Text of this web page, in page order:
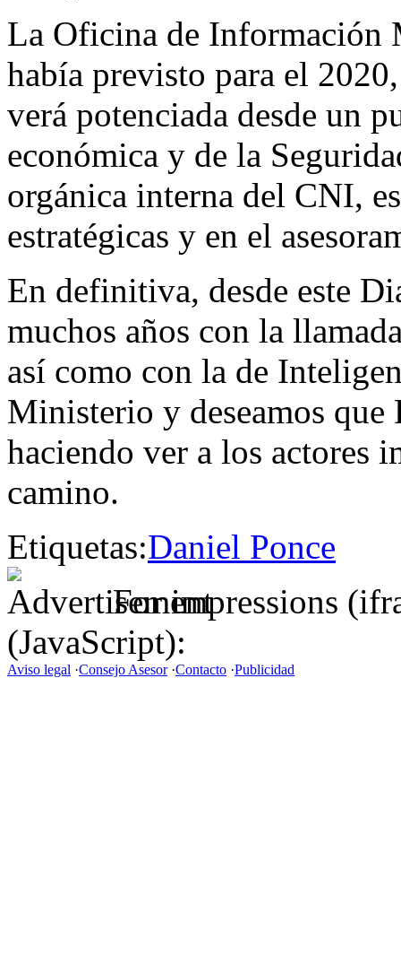
La Oficina de Información
había previsto para el
verá potenciada desde un
económica y de la
orgánica interna del CNI,
estratégicas y en el
En definitiva, desde este
muchos años con la
así como con la de
Ministerio y deseamos que
haciendo ver a los actores
camino.
Etiquetas:Daniel Ponce
For impressions
(JavaScript):
Aviso legal ·Consejo Asesor·Contacto ·Publicidad